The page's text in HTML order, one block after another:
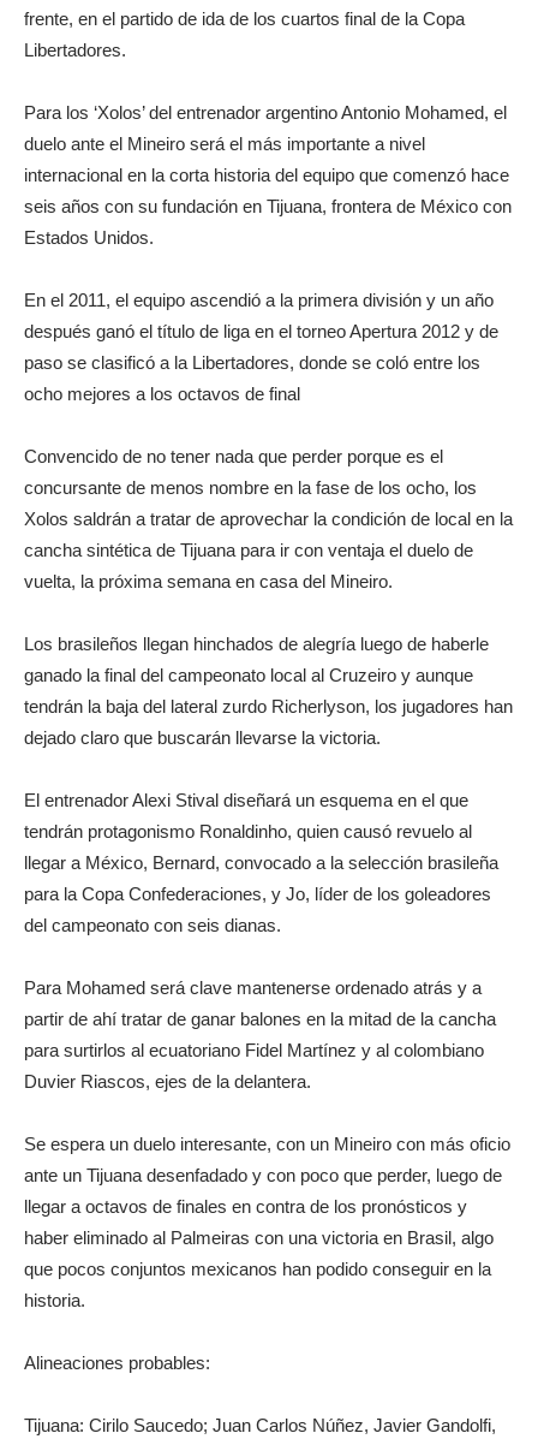
frente, en el partido de ida de los cuartos final de la Copa
Libertadores.
Para los ‘Xolos’ del entrenador argentino Antonio Mohamed, el
duelo ante el Mineiro será el más importante a nivel
internacional en la corta historia del equipo que comenzó hace
seis años con su fundación en Tijuana, frontera de México con
Estados Unidos.
En el 2011, el equipo ascendió a la primera división y un año
después ganó el título de liga en el torneo Apertura 2012 y de
paso se clasificó a la Libertadores, donde se coló entre los
ocho mejores a los octavos de final
Convencido de no tener nada que perder porque es el
concursante de menos nombre en la fase de los ocho, los
Xolos saldrán a tratar de aprovechar la condición de local en la
cancha sintética de Tijuana para ir con ventaja el duelo de
vuelta, la próxima semana en casa del Mineiro.
Los brasileños llegan hinchados de alegría luego de haberle
ganado la final del campeonato local al Cruzeiro y aunque
tendrán la baja del lateral zurdo Richerlyson, los jugadores han
dejado claro que buscarán llevarse la victoria.
El entrenador Alexi Stival diseñará un esquema en el que
tendrán protagonismo Ronaldinho, quien causó revuelo al
llegar a México, Bernard, convocado a la selección brasileña
para la Copa Confederaciones, y Jo, líder de los goleadores
del campeonato con seis dianas.
Para Mohamed será clave mantenerse ordenado atrás y a
partir de ahí tratar de ganar balones en la mitad de la cancha
para surtirlos al ecuatoriano Fidel Martínez y al colombiano
Duvier Riascos, ejes de la delantera.
Se espera un duelo interesante, con un Mineiro con más oficio
ante un Tijuana desenfadado y con poco que perder, luego de
llegar a octavos de finales en contra de los pronósticos y
haber eliminado al Palmeiras con una victoria en Brasil, algo
que pocos conjuntos mexicanos han podido conseguir en la
historia.
Alineaciones probables:
Tijuana: Cirilo Saucedo; Juan Carlos Núñez, Javier Gandolfi,